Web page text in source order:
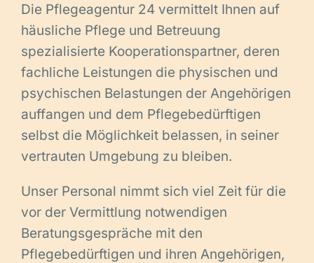
Die Pflegeagentur 24 vermittelt Ihnen auf
häusliche Pflege und Betreuung
spezialisierte Kooperationspartner, deren
fachliche Leistungen die physischen und
psychischen Belastungen der Angehörigen
auffangen und dem Pflegebedürftigen
selbst die Möglichkeit belassen, in seiner
vertrauten Umgebung zu bleiben.
Unser Personal nimmt sich viel Zeit für die
vor der Vermittlung notwendigen
Beratungsgespräche mit den
Pflegebedürftigen und ihren Angehörigen,